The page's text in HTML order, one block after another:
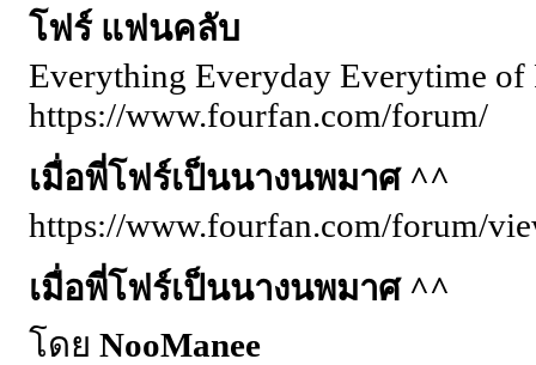
โฟร์ แฟนคลับ
Everything Everyday Everytime of
https://www.fourfan.com/forum/
เมื่อพี่โฟร์เป็นนางนพมาศ ^^
https://www.fourfan.com/forum/
เมื่อพี่โฟร์เป็นนางนพมาศ ^^
โดย NooManee